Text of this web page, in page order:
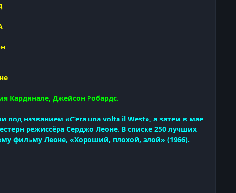
Кардинале, Джейсон Робардс.
названием «C’era una volta il West», а затем в мае
режиссёра Серджо Леоне. В списке 250 лучших
фильму Леоне, «Хороший, плохой, злой» (1966).